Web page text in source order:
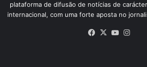
plataforma de difusão de notícias de
internacional, com uma forte aposta no
Facebook
X YouTube